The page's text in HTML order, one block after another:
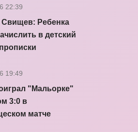
22:39
Свищев: Ребенка
в детский
19:49
"Мальорке"
3:0 в
матче